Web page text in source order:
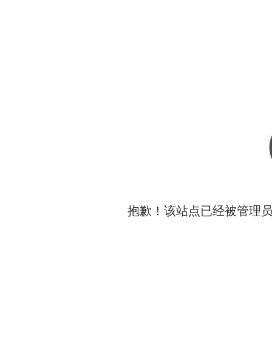
抱歉！该站点已经被管理